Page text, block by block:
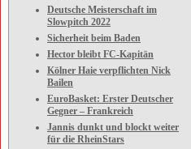
Deutsche Meisterschaft im
Slowpitch 2022
Sicherheit beim Baden
Hector bleibt FC-Kapitän
Kölner Haie verpflichten Nick
Bailen
EuroBasket: Erster Deutscher
Gegner – Frankreich
Jannis dunkt und blockt weiter
für die RheinStars